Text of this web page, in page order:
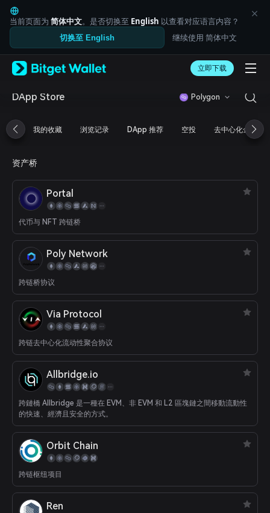
English
日本語
Tiếng Việt
Русский
Español (Latinoamérica)
Türkçe
Français
简体中文
繁體中文
Bahasa Indonesia
ภาษาไทย
العربية
Español
Português (Brasil)
Español (Argentina)
当前页面为 简体中文。是否切换至 English 以查看对应语言内容？
切换至 English 继续使用 简体中文
立即下载
DApp Store Polygon
我的收藏 浏览记录 DApp 推荐 空投 去中心化金融
资产桥
Portal
代币与 NFT 跨链桥
Poly Network
跨链桥协议
Via Protocol
跨链去中心化流动性聚合协议
Allbridge.io
跨鏈橋 Allbridge 是一種在 EVM、非 EVM 和 L2 區塊鏈之間移動流動性
的快速、經濟且安全的方式。
Orbit Chain
跨链枢纽项目
Ren